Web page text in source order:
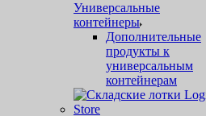
Универсальные
контейнеры
Дополнительные
продукты к
универсальным
контейнерам